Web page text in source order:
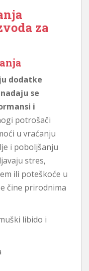
za
dodatke
se
i
potrošači
u vraćanju
i poboljšanju
stres,
ili poteškoće u
čine prirodnima
libido i